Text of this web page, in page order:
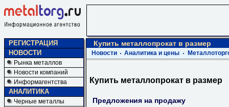
РЕГИСТРАЦИЯ
НОВОСТИ
Рынка металлов
Новости компаний
Информагентства
АНАЛИТИКА
Черные металлы
Купить металлопрокат в размер
Новости Аналитика и цены
Купить металлопрокат в размер
Предложения на продажу